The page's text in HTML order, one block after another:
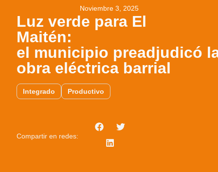
Noviembre 3, 2025
Luz verde para El
Maitén:
el municipio preadjudicó
obra eléctrica barrial
Integrado Productivo
Compartir en redes: